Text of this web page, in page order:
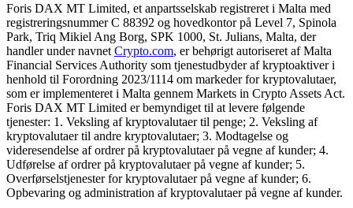
Foris DAX MT Limited, et anpartsselskab registreret i Malta med
registreringsnummer C 88392 og hovedkontor på Level 7, Spinola
Park, Triq Mikiel Ang Borg, SPK 1000, St. Julians, Malta, der
handler under navnet Crypto.com, er behørigt autoriseret af Malta
Financial Services Authority som tjenestudbyder af kryptoaktiver i
henhold til Forordning 2023/1114 om markeder for kryptovalutaer,
som er implementeret i Malta gennem Markets in Crypto Assets Act.
Foris DAX MT Limited er bemyndiget til at levere følgende
tjenester: 1. Veksling af kryptovalutaer til penge; 2. Veksling af
kryptovalutaer til andre kryptovalutaer; 3. Modtagelse og
videresendelse af ordrer på kryptovalutaer på vegne af kunder; 4.
Udførelse af ordrer på kryptovalutaer på vegne af kunder; 5.
Overførselstjenester for kryptovalutaer på vegne af kunder; 6.
Opbevaring og administration af kryptovalutaer på vegne af kunder.